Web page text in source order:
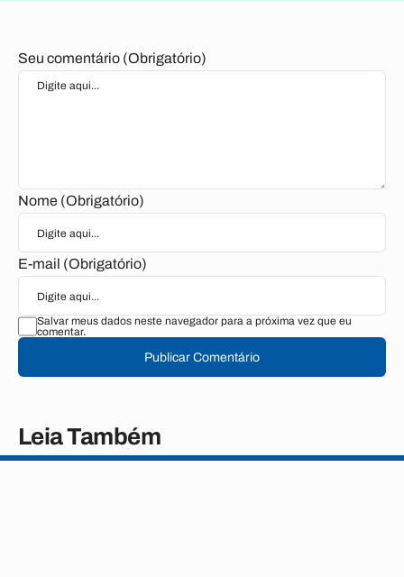
Seu comentário (Obrigatório)
Nome (Obrigatório)
E-mail (Obrigatório)
Salvar meus dados neste navegador para a próxima vez que eu
comentar.
Publicar Comentário
Leia Também